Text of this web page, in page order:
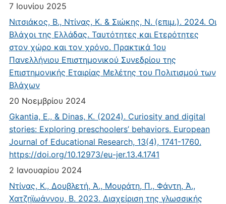
7 Ιουνίου 2025
Νιτσιάκος, Β., Ντίνας, Κ. & Σιώκης, Ν. (επιμ.). 2024. Οι
Βλάχοι της Ελλάδας. Ταυτότητες και Ετερότητες
στον χώρο και τον χρόνο. Πρακτικά 1ου
Πανελλήνιου Επιστημονικού Συνεδρίου της
Επιστημονικής Εταιρίας Μελέτης του Πολιτισμού των
Βλάχων
20 Νοεμβρίου 2024
Gkantia, E., & Dinas, K. (2024). Curiosity and digital
stories: Exploring preschoolers’ behaviors. European
Journal of Educational Research, 13(4), 1741-1760.
https://doi.org/10.12973/eu-jer.13.4.1741
2 Ιανουαρίου 2024
Ντίνας, Κ., Δουβλετή, Ά., Μουράτη, Π., Φάντη, Ά.,
Χατζηϊωάννου, Β. 2023. Διαχείριση της γλωσσικής